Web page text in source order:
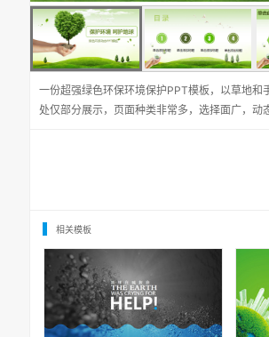
一份超强绿色环保环境保护PPT模板，以草地
处仅部分展示，页面种类非常多，选择面广，动
相关模板